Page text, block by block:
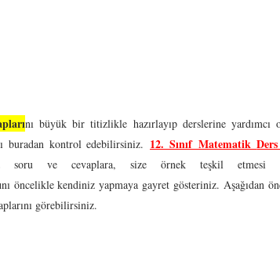
nı büyük bir titizlikle hazırlayıp derslerine yardımcı
buradan kontrol edebilirsiniz. 12. Sınıf Matematik
soru ve cevaplara, size örnek teşkil etmesi
nı öncelikle kendiniz yapmaya gayret gösteriniz. Aşağıdan
görebilirsiniz.